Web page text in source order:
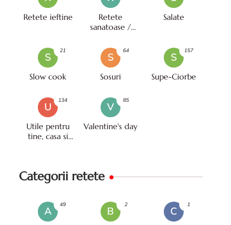
Retete ieftine
Retete
sanatoase /
Salate
S
Slow cook
21
S
Sosuri
64
S
Supe-Ciorbe
157
U
Utile pentru
tine, casa si
134
V
Valentine's day
85
Categorii retete
A
49
B
2
C
1